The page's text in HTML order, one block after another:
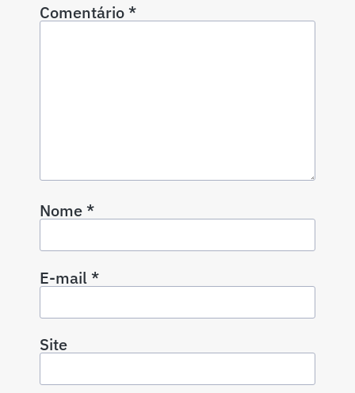
Comentário*
Nome*
E-mail*
Site